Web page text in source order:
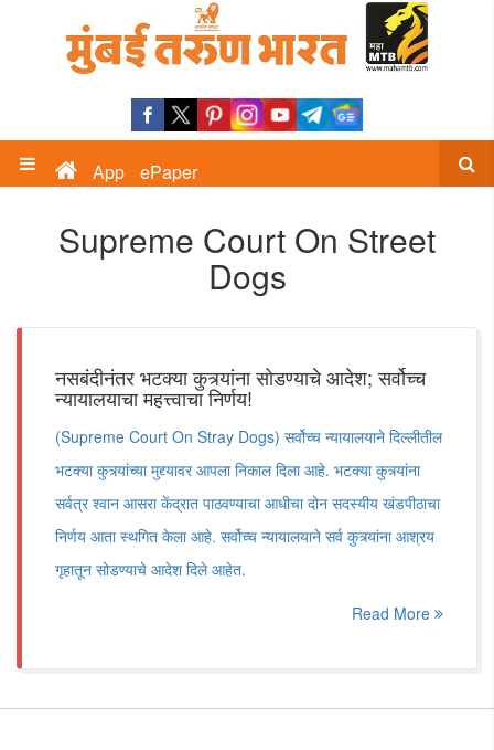
App ePaper
Supreme Court On Street
Dogs
नसबंदीनंतर भटक्या कुत्र्यांना सोडण्याचे आदेश; सर्वोच्च
न्यायालयाचा महत्त्वाचा निर्णय!
(Supreme Court On Stray Dogs) सर्वोच्च न्यायालयाने दिल्लीतील
भटक्या कुत्र्यांच्या मुद्द्यावर आपला निकाल दिला आहे. भटक्या कुत्र्यांना
सर्वत्र श्वान आसरा केंद्रात पाठवण्याचा आधीचा दोन सदस्यीय खंडपीठाचा
निर्णय आता स्थगित केला आहे. सर्वोच्च न्यायालयाने सर्व कुत्र्यांना आश्रय
गृहातून सोडण्याचे आदेश दिले आहेत.
Read More